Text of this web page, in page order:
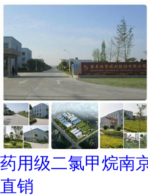
药用级二氯甲烷南
直销